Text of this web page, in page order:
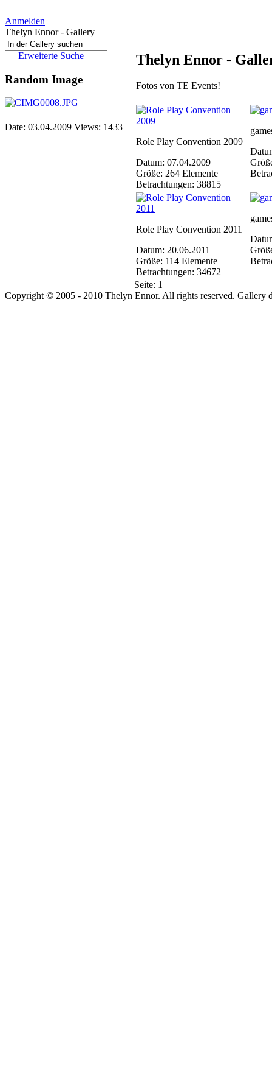
Anmelden
Thelyn Ennor - Gallery
Erweiterte Suche
Random Image
Date: 03.04.2009 Views: 1433
Thelyn Ennor -
Fotos von TE Events!
Role Play Convention 2009
Datum: 07.04.2009
Größe: 264 Elemente
Betrachtungen: 38815
Role Play Convention 2011
Datum: 20.06.2011
Größe: 114 Elemente
Betrachtungen: 34672
Seite: 1
Copyright © 2005 - 2010 Thelyn Ennor. All rights reserved. Gallery